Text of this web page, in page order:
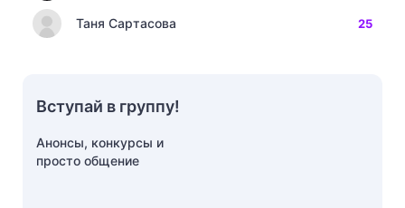
Таня Сартасова 25
Вступай в группу!
Анонсы, конкурсы и
просто общение